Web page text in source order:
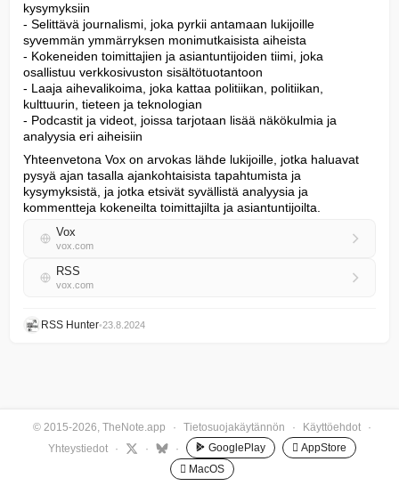
kysymyksiin
- Selittävä journalismi, joka pyrkii antamaan lukijoille
syvemmän ymmärryksen monimutkaisista aiheista
- Kokeneiden toimittajien ja asiantuntijoiden tiimi, joka
osallistuu verkkosivuston sisältötuotantoon
- Laaja aihevalikoima, joka kattaa politiikan, politiikan,
kulttuurin, tieteen ja teknologian
- Podcastit ja videot, joissa tarjotaan lisää näkökulmia ja
analyysia eri aiheisiin
Yhteenvetona Vox on arvokas lähde lukijoille, jotka haluavat
pysyä ajan tasalla ajankohtaisista tapahtumista ja
kysymyksistä, ja jotka etsivät syvällistä analyysia ja
kommentteja kokeneilta toimittajilta ja asiantuntijoilta.
Vox
vox.com
RSS
vox.com
RSS Hunter•23.8.2024
© 2015-2026, TheNote.app · Tietosuojakäytännön · Käyttöehdot
·
Yhteystiedot
· · · GooglePlay
 AppStore
 MacOS